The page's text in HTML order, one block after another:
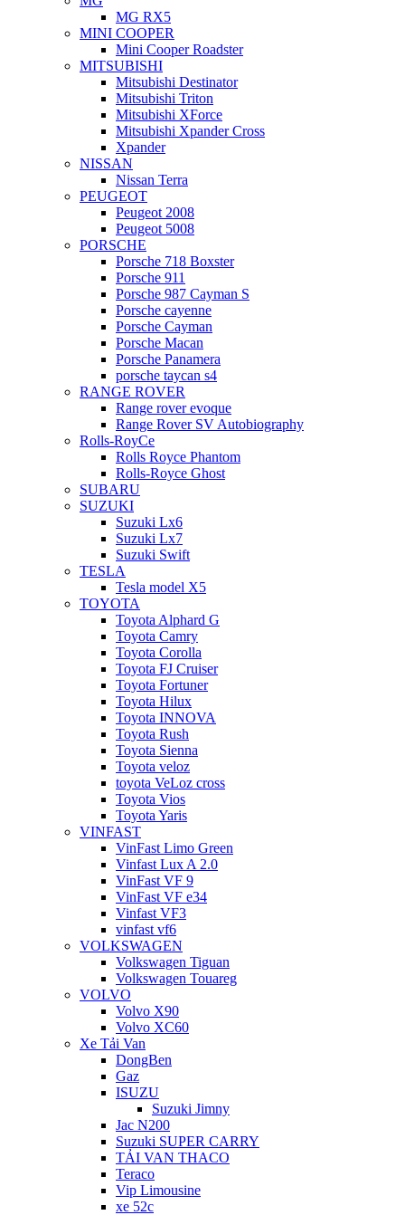
MG RX5
MINI COOPER
Mini Cooper Roadster
MITSUBISHI
Mitsubishi Destinator
Mitsubishi Triton
Mitsubishi XForce
Mitsubishi Xpander Cross
Xpander
NISSAN
Nissan Terra
PEUGEOT
Peugeot 2008
Peugeot 5008
PORSCHE
Porsche 718 Boxster
Porsche 911
Porsche 987 Cayman S
Porsche cayenne
Porsche Cayman
Porsche Macan
Porsche Panamera
porsche taycan s4
RANGE ROVER
Range rover evoque
Range Rover SV Autobiography
Rolls-RoyCe
Rolls Royce Phantom
Rolls-Royce Ghost
SUBARU
SUZUKI
Suzuki Lx6
Suzuki Lx7
Suzuki Swift
TESLA
Tesla model X5
TOYOTA
Toyota Alphard G
Toyota Camry
Toyota Corolla
Toyota FJ Cruiser
Toyota Fortuner
Toyota Hilux
Toyota INNOVA
Toyota Rush
Toyota Sienna
Toyota veloz
toyota VeLoz cross
Toyota Vios
Toyota Yaris
VINFAST
VinFast Limo Green
Vinfast Lux A 2.0
VinFast VF 9
VinFast VF e34
Vinfast VF3
vinfast vf6
VOLKSWAGEN
Volkswagen Tiguan
Volkswagen Touareg
VOLVO
Volvo X90
Volvo XC60
Xe Tải Van
DongBen
Gaz
ISUZU
Suzuki Jimny
Jac N200
Suzuki SUPER CARRY
TẢI VAN THACO
Teraco
Vip Limousine
xe 52c